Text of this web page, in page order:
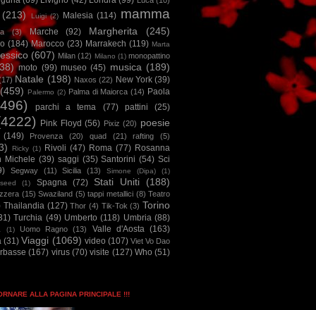
(213) Luigi (2) Malesia (114) mamma
(3) Marche (92) Margherita (245)
(184) Marocco (23) Marrakech (119) Marta
(607) Milan (12) Milano (1) monopattino
moto (99) museo (45) musica (189)
Natale (198) Naxos (22) New York (39)
(459) Palermo (2) Palma di Maiorca (14) Paola
parchi a tema (77) pattini (25)
Pink Floyd (56) Pixiz (20) poesie
(149) Provenza (20) quad (21) rafting (5)
Ricky (1) Rivoli (47) Roma (77) Rosanna
Michele (39) saggi (35) Santorini (54) Sci
Segway (11) Sicilia (13) Simone (Dipa)
(1)
(1) Spagna (72) Stati Uniti (188)
(15) Swaziland (5) tappi metallici (8) Teatro
Thailandia (127) Thor (4) Tik-Tok (3) Torino
Turchia (49) Umberto (118) Umbria (88)
(1) Uomo Ragno (13) Valle d'Aosta (163)
(31) Viaggi (1069) video (107) Viet Vo Dao
(167) virus (70) visite (127) Who (51)
ALLA PAGINA PRINCIPALE !!!